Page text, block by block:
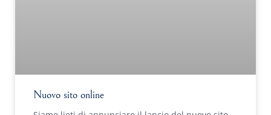
Nuovo sito online